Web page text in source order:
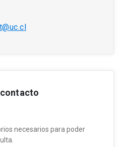
necesarios para poder